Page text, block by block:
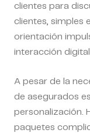
clientes para
clientes, simples
orientación
interacción
A pesar de la
de asegurados
personalización.
paquetes